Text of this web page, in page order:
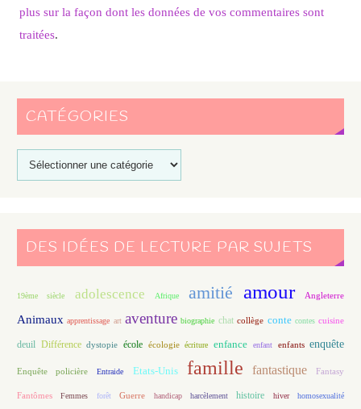
plus sur la façon dont les données de vos commentaires sont
traitées.
CATÉGORIES
DES IDÉES DE LECTURE PAR SUJETS
19ème siècle adolescence Afrique amitié amour Angleterre
Animaux apprentissage art aventure biographie chat collège conte contes cuisine
deuil Différence dystopie école écologie écriture enfance enfant enfants enquête
Enquête policière Entraide Etats-Unis famille fantastique Fantasy
Fantômes Femmes forêt Guerre handicap harcèlement histoire hiver homosexualité